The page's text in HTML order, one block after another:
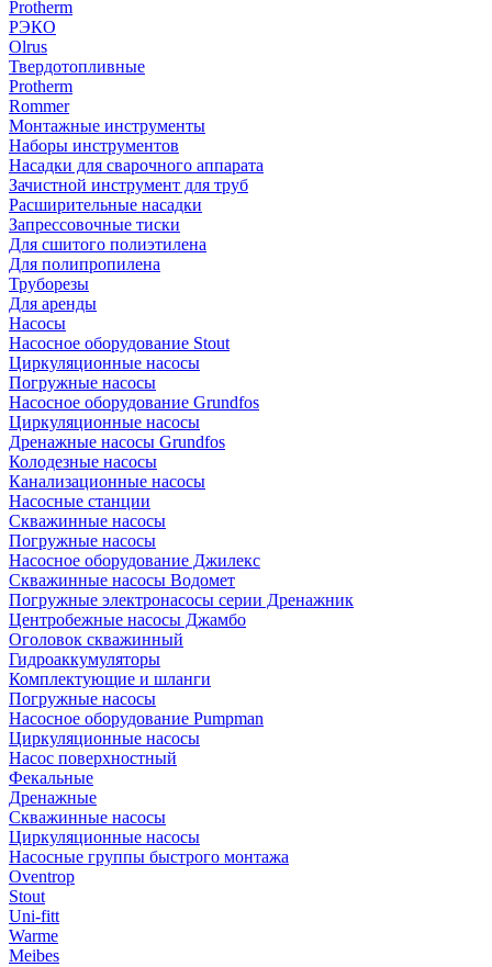
Protherm
РЭКО
Olrus
Твердотопливные
Protherm
Rommer
Монтажные инструменты
Наборы инструментов
Насадки для сварочного аппарата
Зачистной инструмент для труб
Расширительные насадки
Запрессовочные тиски
Для сшитого полиэтилена
Для полипропилена
Труборезы
Для аренды
Насосы
Насосное оборудование Stout
Циркуляционные насосы
Погружные насосы
Насосное оборудование Grundfos
Циркуляционные насосы
Дренажные насосы Grundfos
Колодезные насосы
Канализационные насосы
Насосные станции
Скважинные насосы
Погружные насосы
Насосное оборудование Джилекс
Скважинные насосы Водомет
Погружные электронасосы серии Дренажник
Центробежные насосы Джамбо
Оголовок скважинный
Гидроаккумуляторы
Комплектующие и шланги
Погружные насосы
Насосное оборудование Pumpman
Циркуляционные насосы
Насос поверхностный
Фекальные
Дренажные
Скважинные насосы
Циркуляционные насосы
Насосные группы быстрого монтажа
Oventrop
Stout
Uni-fitt
Warme
Meibes